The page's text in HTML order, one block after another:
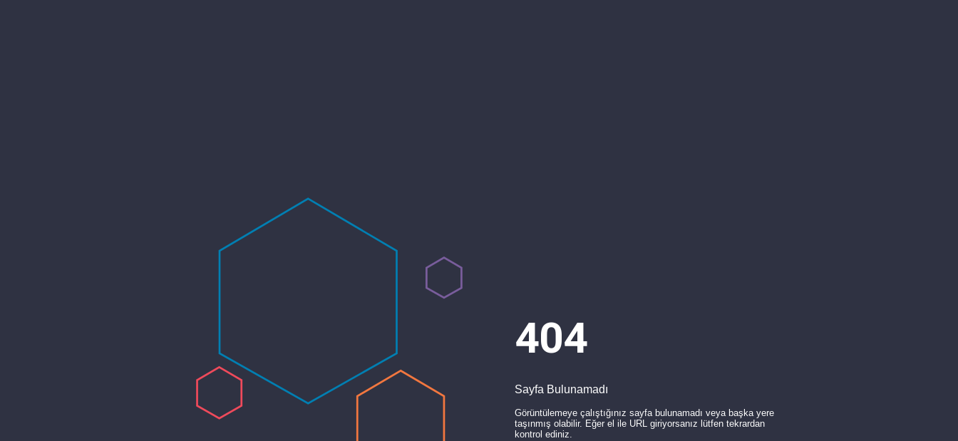
404
Sayfa Bulunamadı
Görüntülemeye çalıştığınız sayfa bulunamadı veya başka yere
taşınmış olabilir. Eğer el ile URL giriyorsanız lütfen tekrardan
kontrol ediniz.